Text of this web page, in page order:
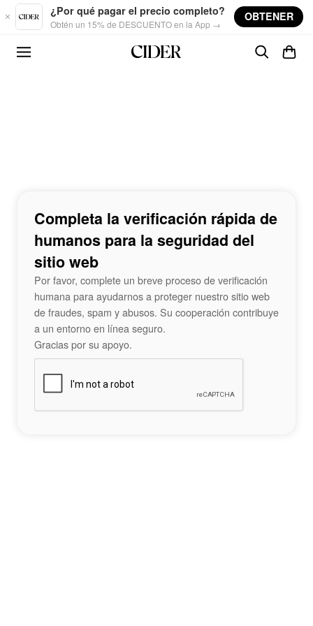
Skip to main content
¿Por qué pagar el precio completo?
Obtén un 15% de DESCUENTO en la App →
OBTENER
Completa la verificación rápida de
humanos para la seguridad del
sitio web
Por favor, complete un breve proceso de verificación
humana para ayudarnos a proteger nuestro sitio web
de fraudes, spam y abusos. Su cooperación contribuye
a un entorno en línea seguro.
Gracias por su apoyo.